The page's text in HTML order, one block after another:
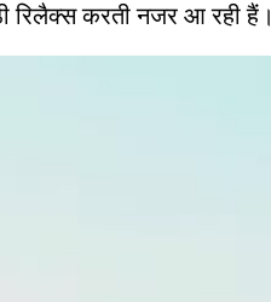
रिलैक्स करती नजर आ रही हैं।